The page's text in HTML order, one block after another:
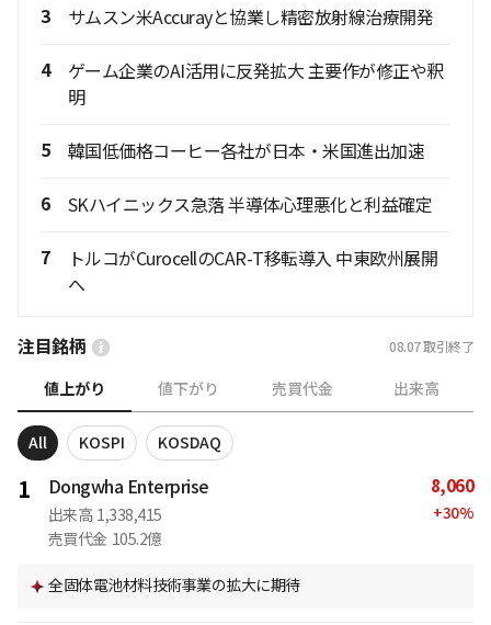
3 サムスン米Accurayと協業し精密放射線治療開発
4
ゲーム企業のAI活用に反発拡大 主要作が修正や釈
明
5 韓国低価格コーヒー各社が日本・米国進出加速
6 SKハイニックス急落 半導体心理悪化と利益確定
7
トルコがCurocellのCAR-T移転導入 中東欧州展開
へ
注目銘柄 08.07取引終了
値上がり 値下がり 売買代金 出来高
All KOSPI KOSDAQ
1 Dongwha Enterprise
出来高 1,338,415
売買代金 105.2億
8,060
+30%
全固体電池材料技術事業の拡大に期待